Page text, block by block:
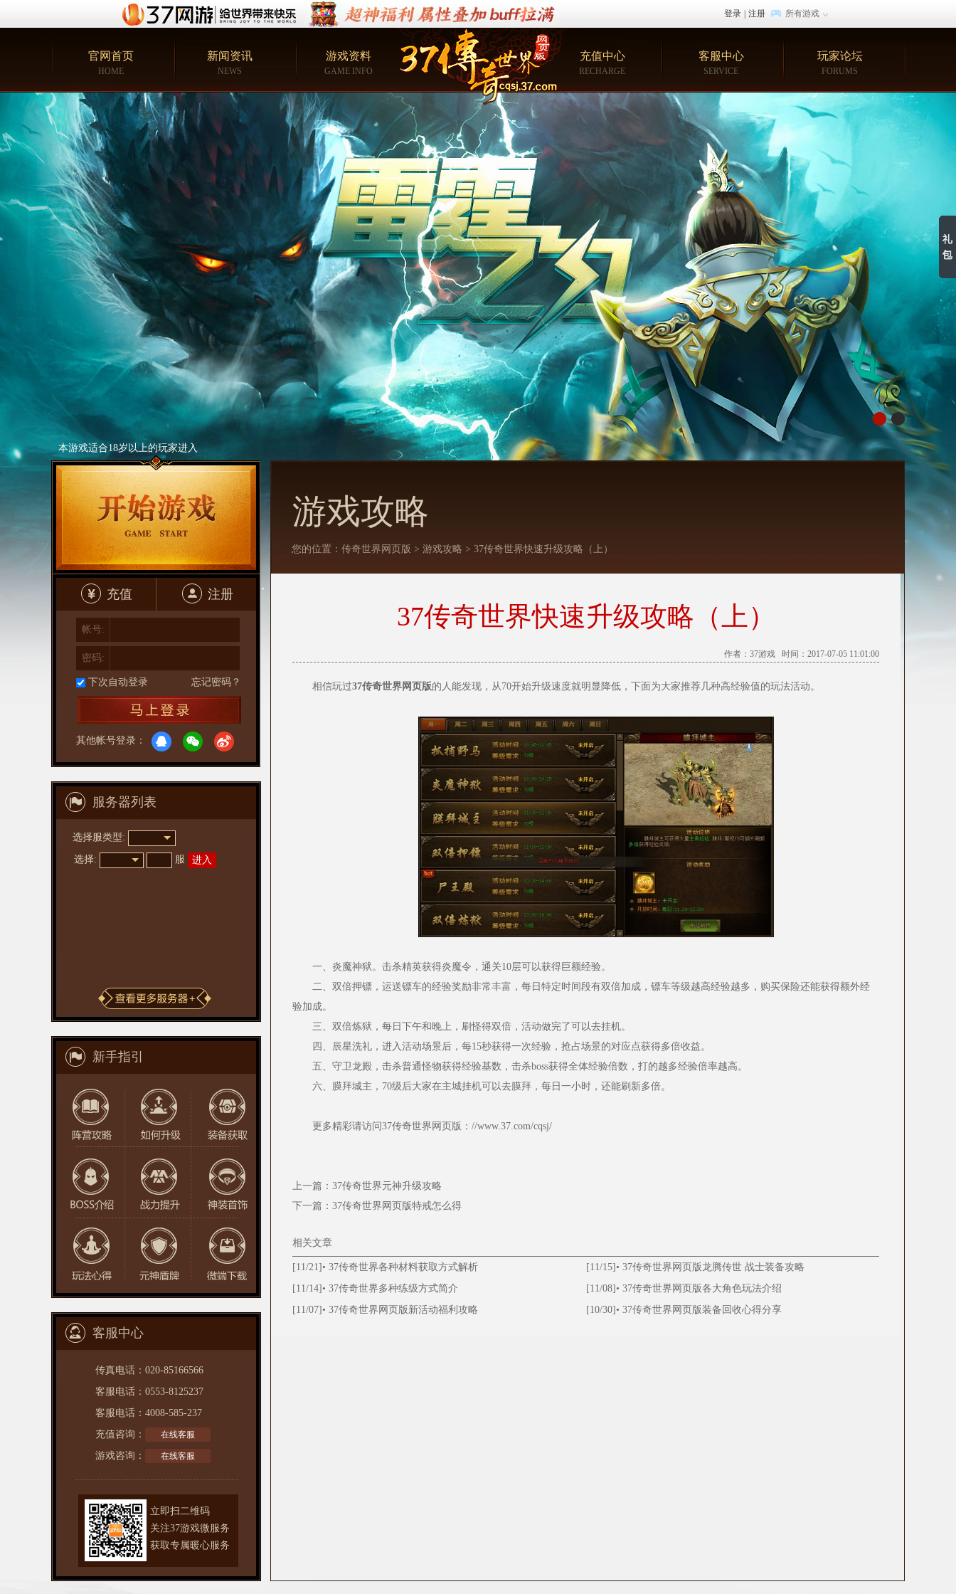
登录 注册 所有游戏
本游戏适合18岁以上的玩家进入
官网首页
HOME
新闻资讯
NEWS
游戏资料
GAME INFO
充值中心
RECHARGE
客服中心
SERVICE
玩家论坛
FORUMS
充值 注册
帐号:
密码:
下次自动登录 忘记密码？
其他帐号登录：
服务器列表
选择服类型:
选择: 服 进入
新手指引
客服中心
传真电话：020-85166566
客服电话：0553-8125237
客服电话：4008-585-237
充值咨询：
在线客服
游戏咨询： 在线客服
立即扫二维码
关注37游戏微服务
获取专属暖心服务
游戏攻略
您的位置： 传奇世界网页版 > 游戏攻略 > 37传奇世界快速升级攻略（上）
37传奇世界快速升级攻略（上）
作者：37游戏 时间：2017-07-05 11:01:00
相信玩过37传奇世界网页版的人能发现，从70开始升级速度就明显降低，下面为大家推荐几种高经验值的玩法活动。
一、炎魔神狱。击杀精英获得炎魔令，通关10层可以获得巨额经验。
二、双倍押镖，运送镖车的经验奖励非常丰富，每日特定时间段有双倍加成，镖车等级越高经验越多，购买保险还能获得额外经
验加成。
三、双倍炼狱，每日下午和晚上，刷怪得双倍，活动做完了可以去挂机。
四、辰星洗礼，进入活动场景后，每15秒获得一次经验，抢占场景的对应点获得多倍收益。
五、守卫龙殿，击杀普通怪物获得经验基数，击杀boss获得全体经验倍数，打的越多经验倍率越高。
六、 膜拜城主，70级后大家在主城挂机可以去膜拜，每日一小时，还能刷新多倍。
更多精彩请访问37传奇世界网页版： //www.37.com/cqsj/
上一篇： 37传奇世界元神升级攻略
下一篇： 37传奇世界网页版特戒怎么得
相关文章
[11/21]• 37传奇世界各种材料获取方式解析 [11/15]• 37传奇世界网页版龙腾传世 战士装备攻略
[11/14]• 37传奇世界多种练级方式简介 [11/08]• 37传奇世界网页版各大角色玩法介绍
[11/07]• 37传奇世界网页版新活动福利攻略 [10/30]• 37传奇世界网页版装备回收心得分享